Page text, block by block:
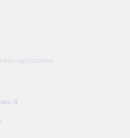
la registrazione
II